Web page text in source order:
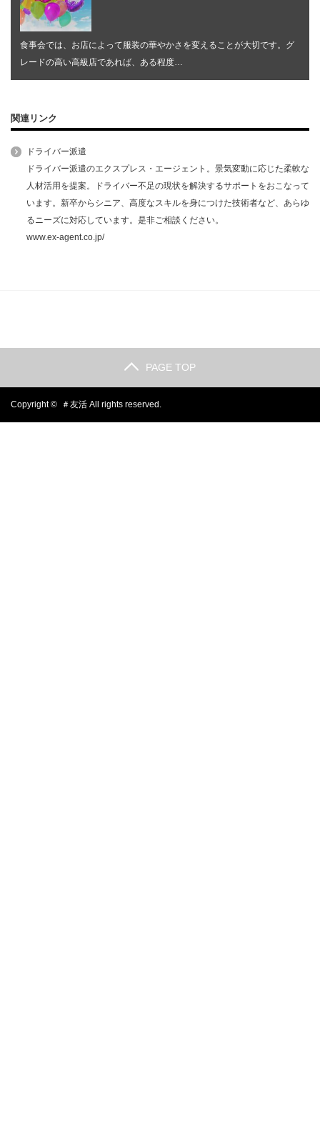
食事会では、お店によって服装の華やかさを変えることが大切です。グ
レードの高い高級店であれば、ある程度…
関連リンク
ドライバー派遣
ドライバー派遣のエクスプレス・エージェント。景気変動に応じた柔軟な
人材活用を提案。ドライバー不足の現状を解決するサポートをおこなって
います。新卒からシニア、高度なスキルを身につけた技術者など、あらゆ
るニーズに対応しています。是非ご相談ください。
www.ex-agent.co.jp/
PAGE TOP
Copyright © ＃友活 All rights reserved.